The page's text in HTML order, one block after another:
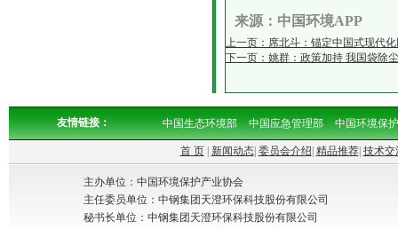
来源：中国环境APP
上一页：席北斗：锚定中国式现代
下一页：姚群：政策加持 我国袋除
友情链接： 中国生态环境部 中国应急管理部 中国环境保
首 页| 新闻动态| 委员会介绍 精品推荐| 技术交
主办单位：中国环境保护产业协会
主任委员单位：中钢集团天澄环保科技股份有限公司
秘书长单位：中钢集团天澄环保科技股份有限公司